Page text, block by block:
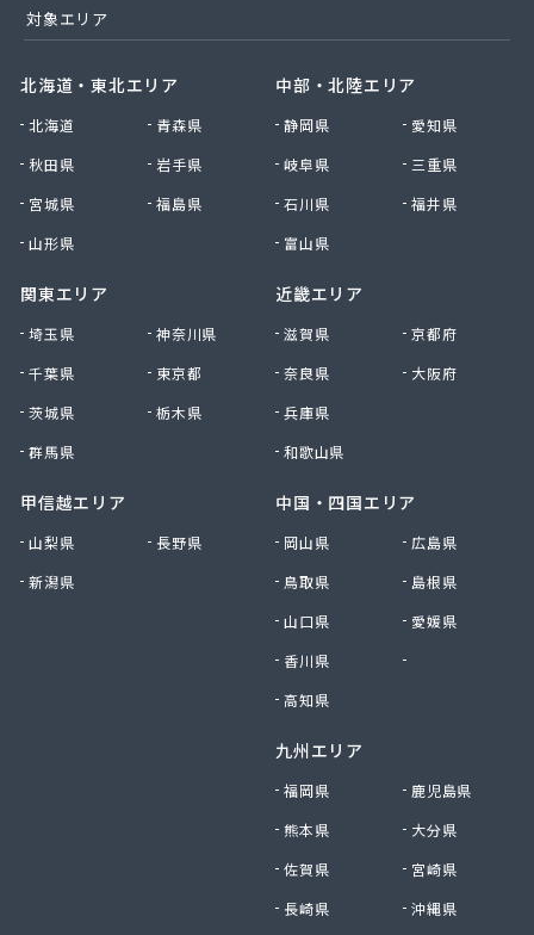
株式会社山新プロパン部
株式会社山田幸一商店
株式会社小林本店
株式会社小林本店稲沢店
株式会社松村プロパン部
株式会社新東
株式会社森上製油所
株式会社杉浦林産給油所
株式会社清川商店
株式会社青木サービス
株式会社石川鉄沖商店
株式会社石泰商会
株式会社鷹羽商店
株式会社中部燃料
株式会社土川油店 L.P.G充填所
株式会社油直 オートガススタンド
対象エリア
北海道・東北エリア
北海道
青森県
秋田県
岩手県
宮城県
福島県
山形県
関東エリア
埼玉県
神奈川県
千葉県
東京都
茨城県
栃木県
群馬県
甲信越エリア
山梨県
長野県
新潟県
中部・北陸エリア
静岡県
愛知県
岐阜県
三重県
石川県
福井県
富山県
近畿エリア
滋賀県
京都府
奈良県
大阪府
兵庫県
和歌山県
中国・四国エリア
岡山県
広島県
鳥取県
島根県
山口県
愛媛県
香川県
高知県
九州エリア
福岡県
鹿児島県
熊本県
大分県
佐賀県
宮崎県
長崎県
沖縄県